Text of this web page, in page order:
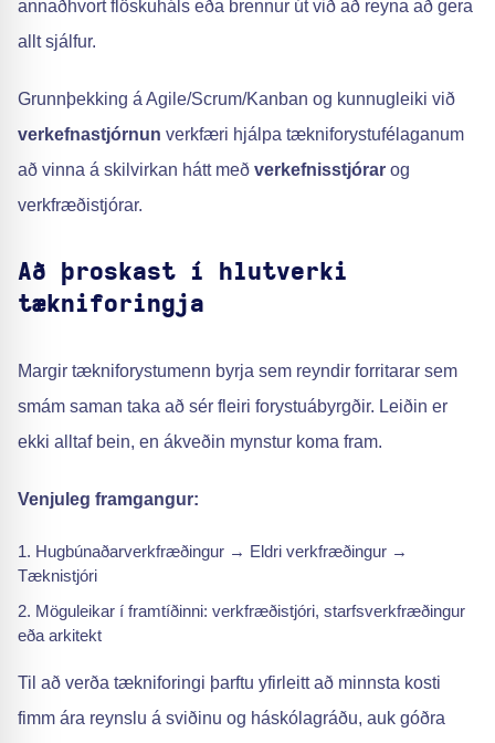
annaðhvort flöskuháls eða brennur út við að reyna að gera
allt sjálfur.
Grunnþekking á Agile/Scrum/Kanban og kunnugleiki við
verkefnastjórnun verkfæri hjálpa tækniforystufélaganum
að vinna á skilvirkan hátt með verkefnisstjórar og
verkfræðistjórar.
Að þroskast í hlutverki
tækniforingja
Margir tækniforystumenn byrja sem reyndir forritarar sem
smám saman taka að sér fleiri forystuábyrgðir. Leiðin er
ekki alltaf bein, en ákveðin mynstur koma fram.
Venjuleg framgangur:
Hugbúnaðarverkfræðingur → Eldri verkfræðingur →
Tæknistjóri
Möguleikar í framtíðinni: verkfræðistjóri, starfsverkfræðingur
eða arkitekt
Til að verða tækniforingi þarftu yfirleitt að minnsta kosti
fimm ára reynslu á sviðinu og háskólagráðu, auk góðra